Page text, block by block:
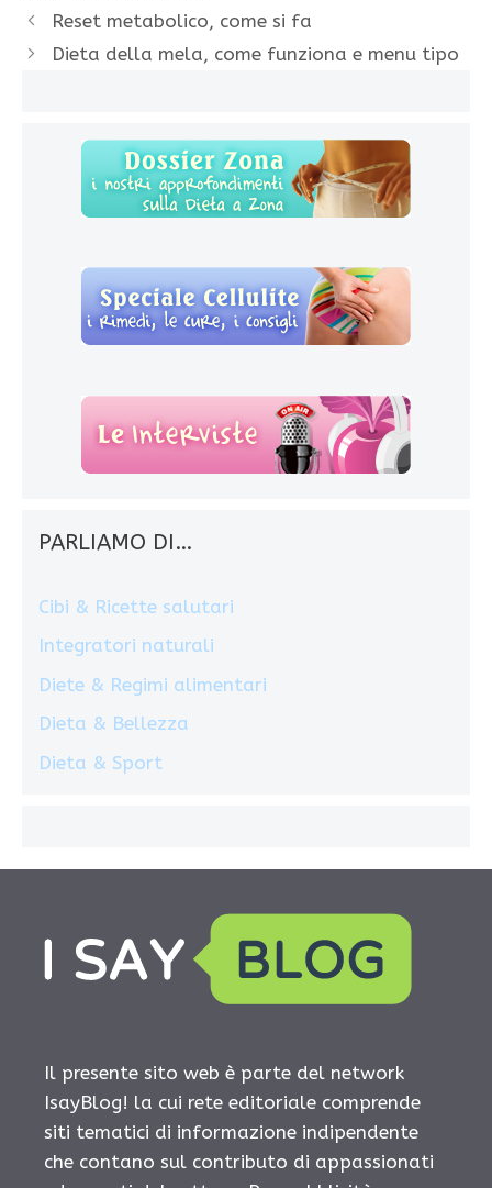
Reset metabolico, come si fa
Dieta della mela, come funziona e menu tipo
PARLIAMO DI…
Cibi & Ricette salutari
Integratori naturali
Diete & Regimi alimentari
Dieta & Bellezza
Dieta & Sport
Il presente sito web è parte del network
IsayBlog! la cui rete editoriale comprende
siti tematici di informazione indipendente
che contano sul contributo di appassionati